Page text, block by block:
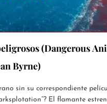
(Dangerous
Byrne)
sin su correspondiente
El flamante